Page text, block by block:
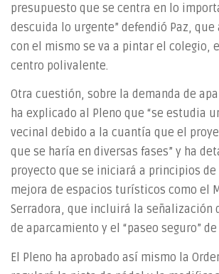
presupuesto que se centra en lo
descuida lo urgente” defendió Paz,
con el mismo se va a pintar el colegio,
centro polivalente.
Otra cuestión, sobre la demanda de
ha explicado al Pleno que “se estudia
vecinal debido a la cuantía que el
que se haría en diversas fases” y ha
proyecto que se iniciará a principios de
mejora de espacios turísticos como el
Serradora, que incluirá la señalización
de aparcamiento y el “paseo seguro”
El Pleno ha aprobado así mismo la